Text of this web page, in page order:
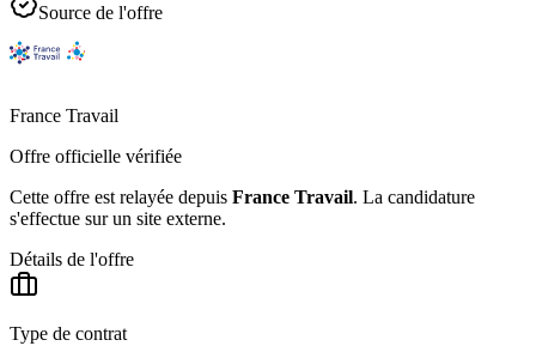
Source de l'offre
France Travail
Offre officielle vérifiée
Cette offre est relayée depuis France Travail. La candidature
s'effectue sur un site externe.
Détails de l'offre
Type de contrat